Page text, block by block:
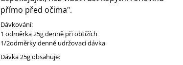
přímo před očima".
Dávkování:
1 odměrka 25g denně při obtížích
1/2odměrky denně udržovací dávka
Dávka 25g obsahuje: